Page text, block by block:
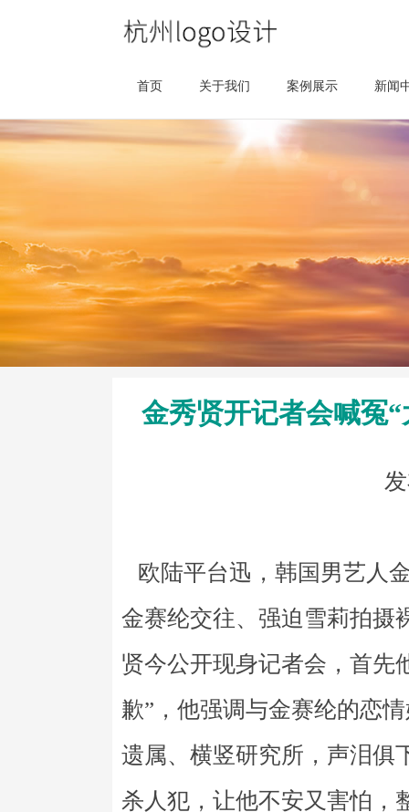
首页 关于我们 案例展示 新闻
金秀贤开记者会喊冤
欧陆平台迅，韩国男艺人
金赛纶交往、强迫雪莉拍摄
贤今公开现身记者会，首先
歉”，他强调与金赛纶的恋
遗属、横竖研究所，声泪俱
杀人犯，让他不安又害怕，